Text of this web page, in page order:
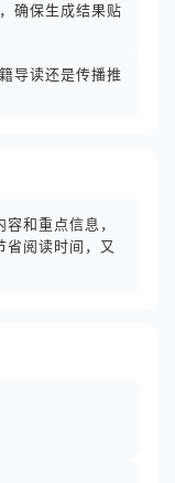
确保生成结果贴
导读还是传播推
和重点信息，
省阅读时间，又